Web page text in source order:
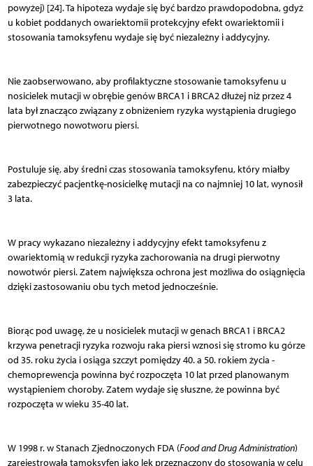
powyżej) [24]. Ta hipoteza wydaje się być bardzo prawdopodobna, gdyż
u kobiet poddanych owariektomii protekcyjny efekt owariektomii i
stosowania tamoksyfenu wydaje się być niezależny i addycyjny.
Nie zaobserwowano, aby profilaktyczne stosowanie tamoksyfenu u
nosicielek mutacji w obrębie genów BRCA1 i BRCA2 dłużej niż przez 4
lata był znacząco związany z obniżeniem ryzyka wystąpienia drugiego
pierwotnego nowotworu piersi.
Postuluje się, aby średni czas stosowania tamoksyfenu, który miałby
zabezpieczyć pacjentkę-nosicielkę mutacji na co najmniej 10 lat, wynosił
3 lata.
W pracy wykazano niezależny i addycyjny efekt tamoksyfenu z
owariektomią w redukcji ryzyka zachorowania na drugi pierwotny
nowotwór piersi. Zatem największa ochrona jest możliwa do osiągnięcia
dzięki zastosowaniu obu tych metod jednocześnie.
Biorąc pod uwagę, że u nosicielek mutacji w genach BRCA1 i BRCA2
krzywa penetracji ryzyka rozwoju raka piersi wznosi się stromo ku górze
od 35. roku życia i osiąga szczyt pomiędzy 40. a 50. rokiem życia -
chemoprewencja powinna być rozpoczęta 10 lat przed planowanym
wystąpieniem choroby. Zatem wydaje się słuszne, że powinna być
rozpoczęta w wieku 35-40 lat.
W 1998 r. w Stanach Zjednoczonych FDA (Food and Drug Administration)
zarejestrowała tamoksyfen jako lek przeznaczony do stosowania w celu